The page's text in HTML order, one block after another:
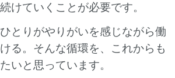
けていくことが必要です。
とりがやりがいを感じながら働
る。そんな循環を、これからも
いと思っています。